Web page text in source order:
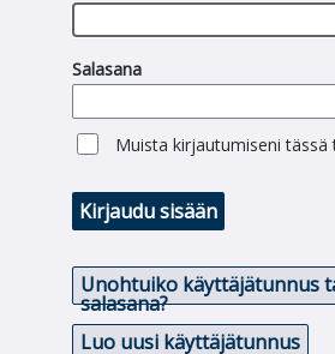
Salasana
Muista kirjautumiseni tässä
Kirjaudu sisään
Unohtuiko käyttäjätunnus
salasana?
Luo uusi käyttäjätunnus